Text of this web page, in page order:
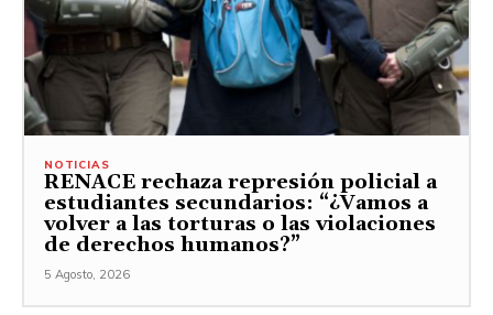
NOTICIAS
RENACE rechaza represión policial a
estudiantes secundarios: “¿Vamos a
volver a las torturas o las violaciones
de derechos humanos?”
5 Agosto, 2026